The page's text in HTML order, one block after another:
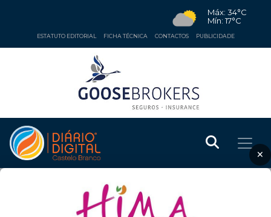
Máx: 34°C
Mín: 17°C
ESTATUTO EDITORIAL FICHA TÉCNICA CONTACTOS PUBLICIDADE
×